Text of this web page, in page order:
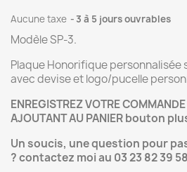
Aucune taxe 3 à 5 jours ouvrables
Modèle SP-3.
Plaque Honorifique personnalisée
avec devise et logo/pucelle
ENREGISTREZ VOTRE
AJOUTANT AU PANIER bouton
Un soucis, une question pour
? contactez moi au 03 23 82 39